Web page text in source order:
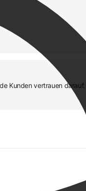
Kunden vertrauen darauf.